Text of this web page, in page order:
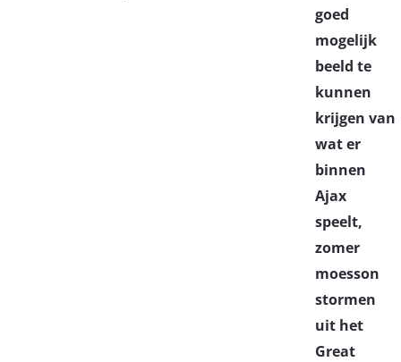
goed
mogelijk
beeld te
kunnen
krijgen van
wat er
binnen
Ajax
speelt,
zomer
moesson
stormen
uit het
Great